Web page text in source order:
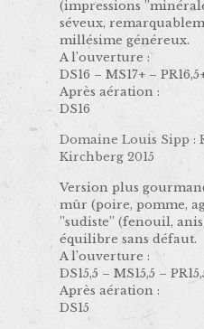
(impressions
séveux,
millésime généreux.
A l’ouverture :
DS16 – MS17+ –
Après aération :
DS16
Domaine Louis Sipp :
Kirchberg 2015
Version plus
mûr (poire, pomme,
’’sudiste’’ (fenouil,
équilibre sans défaut.
A l’ouverture :
DS15,5 – MS15,5 –
Après aération :
DS15